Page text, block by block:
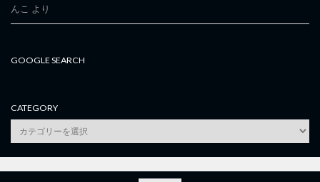
んこ より
GOOGLE SEARCH
CATEGORY
category